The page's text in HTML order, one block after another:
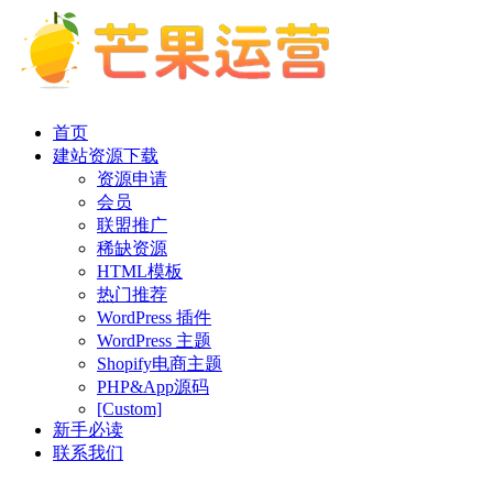
首页
建站资源下载
资源申请
会员
联盟推广
稀缺资源
HTML模板
热门推荐
WordPress 插件
WordPress 主题
Shopify电商主题
PHP&App源码
[Custom]
新手必读
联系我们